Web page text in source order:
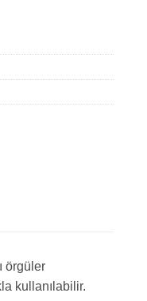
örgüler
kullanılabilir.